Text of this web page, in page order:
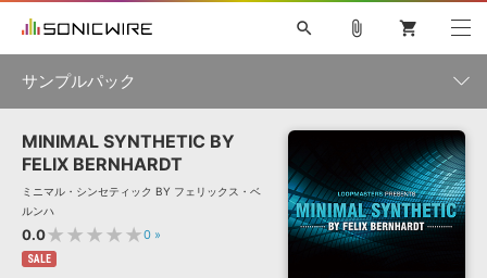
ソフト音源 »
プラグイン・エフェクト »
キャンペーン »
search
初音ミク NT 鏡音リン・レン V4X
MEIKO V3
KAITO V3
VOCALOID TOONTRACK
SPITFIRE AUDIO
VIENNA
EZ DRUMMER 3 SERUM
ライセンスフリーBGM
サンプルパックを試そう
ボーカル抜き出し
DUBSTEP
ELECTRONICA
attach_file shopping_cart
サンプルパック
製品一覧
ジャンル
MINIMAL SYNTHETIC BY
FELIX BERNHARDT
ミニマル・シンセティック BY フェリックス・ベ
ルンハ
0.0★★★★★0 »
SALE